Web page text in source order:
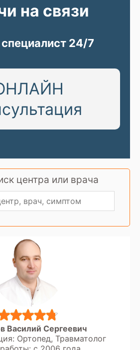
24/7
на связи
центра или врача
Василий Сергеевич
Ортопед, Травматолог